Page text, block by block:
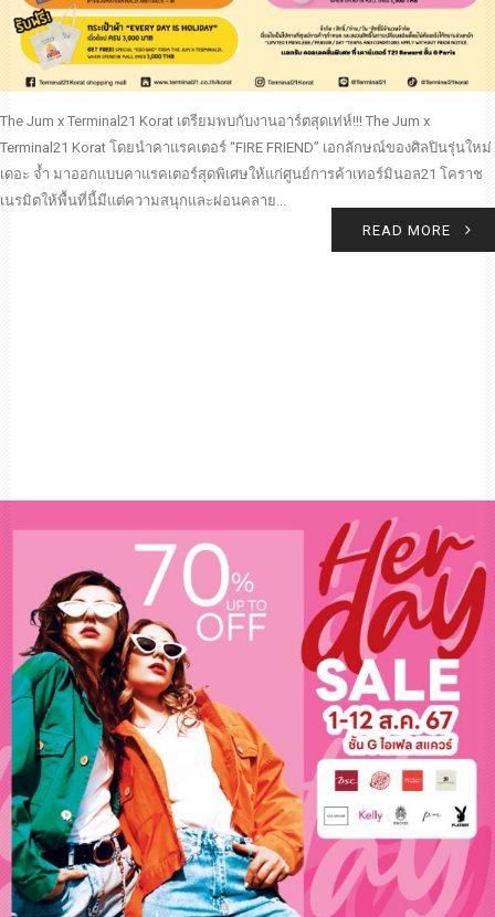
The Jum x Terminal21 Korat เตรียมพบกับงานอาร์ตสุดเท่ห์!!! The Jum x
Terminal21 Korat โดยนำคาแรคเตอร์ “FIRE FRIEND” เอกลักษณ์ของศิลปินรุ่นใหม่
เดอะ จ้ำ มาออกแบบคาแรคเตอร์สุดพิเศษให้แก่ศูนย์การค้าเทอร์มินอล21 โคราช
เนรมิตให้พื้นที่นี้มีแต่ความสนุกและผ่อนคลาย...
READ MORE